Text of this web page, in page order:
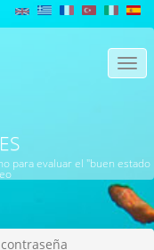
para evaluar el "buen estado